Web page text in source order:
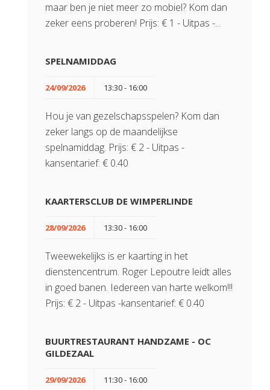
maar ben je niet meer zo mobiel? Kom dan
zeker eens proberen! Prijs: € 1 - Uitpas -...
SPELNAMIDDAG
24/09/2026 13:30 - 16:00
Hou je van gezelschapsspelen? Kom dan
zeker langs op de maandelijkse
spelnamiddag. Prijs: € 2 - Uitpas -
kansentarief: € 0.40
KAARTERSCLUB DE WIMPERLINDE
28/09/2026 13:30 - 16:00
Tweewekelijks is er kaarting in het
dienstencentrum. Roger Lepoutre leidt alles
in goed banen. Iedereen van harte welkom!!!
Prijs: € 2 - Uitpas -kansentarief: € 0.40
BUURTRESTAURANT HANDZAME - OC
GILDEZAAL
29/09/2026 11:30 - 16:00